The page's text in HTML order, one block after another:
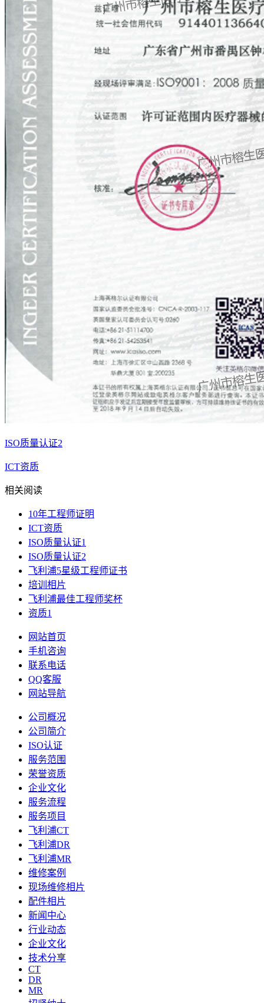
ISO质量认证2
ICT资质
相关阅读
10年工程师证明
ICT资质
ISO质量认证1
ISO质量认证2
飞利浦5星级工程师证书
培训相片
飞利浦最佳工程师奖杯
资质1
网站首页
手机咨询
联系电话
QQ客服
网站导航
公司概况
公司简介
ISO认证
服务范围
荣誉资质
企业文化
服务流程
服务项目
飞利浦CT
飞利浦DR
飞利浦MR
维修案例
现场维修相片
配件相片
新闻中心
行业动态
企业文化
技术分享
CT
DR
MR